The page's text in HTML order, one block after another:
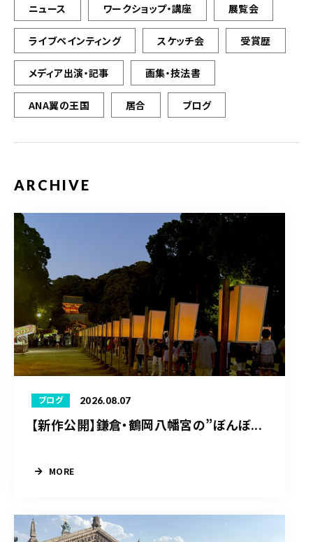
ニュース ワークショップ・講座 展覧会
ライブペインティング スケッチ会 受賞歴
メディア出演・記事 画集・技法書
ANA翼の王国 居合 ブログ
ARCHIVE
ブログ 2026.08.07
【新作公開】鎌倉・鶴岡八幡宮の”ぼんぼ...
MORE